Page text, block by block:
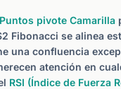
Puntos pivote Camarilla
Fibonacci se alinea
una confluencia
atención en
RSI (Índice de Fuerza